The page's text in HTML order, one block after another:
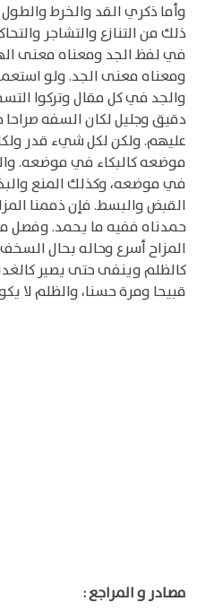
وأما ذكري القد والخرط
ذلك من التنازع والتشاجر
في لفظ الجد ومعناه معنى
ومعناه معنى الجد. ولو
والجد في كل مقال وتركوا
دقيق وجليل لكان السفه صراحا
عليهم. ولكن لكل شيء قدر
موضعه كالبكاء في موضعه.
في موضعه، وكذلك المنع
القبض والبسط. فإن ذممنا
حمدناه ففيه ما يحمد. وفصل
المزاح أسرع وحاله بحال
كالظلم وينفى حتى يصير
قبيحا ومرة حسنا، والظلم لا
مصادر و المراجع :